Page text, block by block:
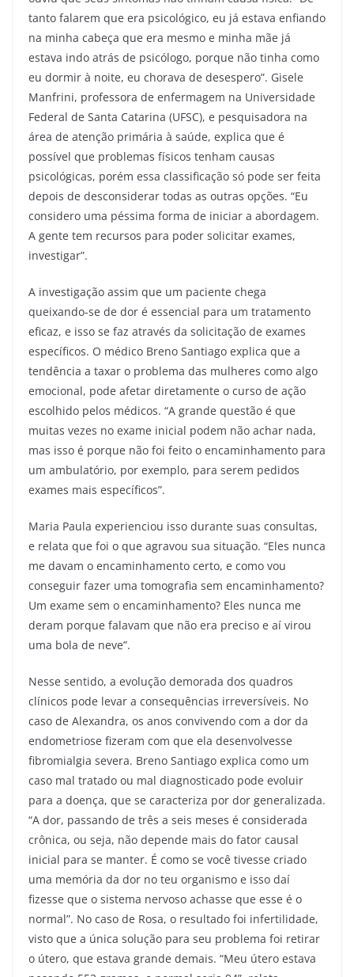
tanto falarem que era psicológico, eu já estava enfiando
na minha cabeça que era mesmo e minha mãe já
estava indo atrás de psicólogo, porque não tinha como
eu dormir à noite, eu chorava de desespero”. Gisele
Manfrini, professora de enfermagem na Universidade
Federal de Santa Catarina (UFSC), e pesquisadora na
área de atenção primária à saúde, explica que é
possível que problemas físicos tenham causas
psicológicas, porém essa classificação só pode ser feita
depois de desconsiderar todas as outras opções. “Eu
considero uma péssima forma de iniciar a abordagem.
A gente tem recursos para poder solicitar exames,
investigar”.
A investigação assim que um paciente chega
queixando-se de dor é essencial para um tratamento
eficaz, e isso se faz através da solicitação de exames
específicos. O médico Breno Santiago explica que a
tendência a taxar o problema das mulheres como algo
emocional, pode afetar diretamente o curso de ação
escolhido pelos médicos. “A grande questão é que
muitas vezes no exame inicial podem não achar nada,
mas isso é porque não foi feito o encaminhamento para
um ambulatório, por exemplo, para serem pedidos
exames mais específicos”.
Maria Paula experienciou isso durante suas consultas,
e relata que foi o que agravou sua situação. “Eles nunca
me davam o encaminhamento certo, e como vou
conseguir fazer uma tomografia sem encaminhamento?
Um exame sem o encaminhamento? Eles nunca me
deram porque falavam que não era preciso e aí virou
uma bola de neve”.
Nesse sentido, a evolução demorada dos quadros
clínicos pode levar a consequências irreversíveis. No
caso de Alexandra, os anos convivendo com a dor da
endometriose fizeram com que ela desenvolvesse
fibromialgia severa. Breno Santiago explica como um
caso mal tratado ou mal diagnosticado pode evoluir
para a doença, que se caracteriza por dor generalizada.
“A dor, passando de três a seis meses é considerada
crônica, ou seja, não depende mais do fator causal
inicial para se manter. É como se você tivesse criado
uma memória da dor no teu organismo e isso daí
fizesse que o sistema nervoso achasse que esse é o
normal”. No caso de Rosa, o resultado foi infertilidade,
visto que a única solução para seu problema foi retirar
o útero, que estava grande demais. “Meu útero estava